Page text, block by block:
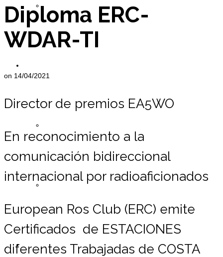
Socio de Honor
Lista de Miembros
Contáctemos
Diploma ERC-
WDAR-TI
on 14/04/2021
Director de premios EA5WO
En reconocimiento a la
comunicación bidireccional
internacional por radioaficionados
European Ros Club (ERC) emite
Certificados de ESTACIONES
diferentes Trabajadas de COSTA